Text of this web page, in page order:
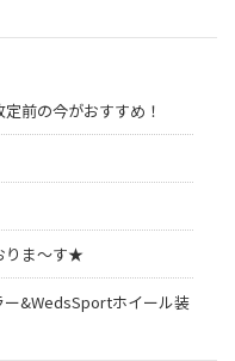
前の今がおすすめ！
りま～す★
ー&WedsSportホイール装